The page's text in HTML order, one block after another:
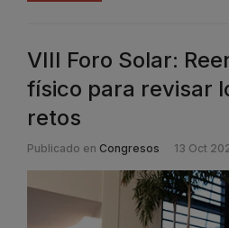
VIII Foro Solar:
físico para revisar
retos
Publicado en Congresos 13 Oct